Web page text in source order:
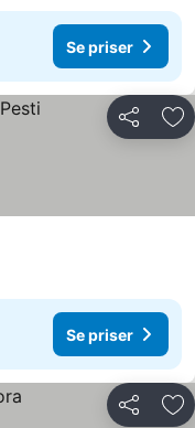
Se priser
Del
Se priser
Del